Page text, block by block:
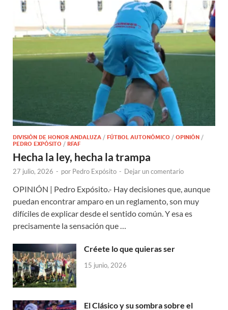
DIVISIÓN DE HONOR ANDALUZA / FÚTBOL AUTONÓMICO / OPINIÓN /
PEDRO EXPÓSITO / RFAF
Hecha la ley, hecha la trampa
27 julio, 2026 - por Pedro Expósito - Dejar un comentario
OPINIÓN | Pedro Expósito.- Hay decisiones que, aunque
puedan encontrar amparo en un reglamento, son muy
difíciles de explicar desde el sentido común. Y esa es
precisamente la sensación que …
Créete lo que quieras ser
15 junio, 2026
El Clásico y su sombra sobre el